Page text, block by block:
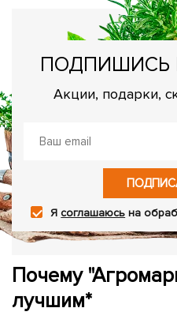
ПОДПИШИСЬ
Акции, подарки,
Ясоглашаюсь на
Почему
лучшим*